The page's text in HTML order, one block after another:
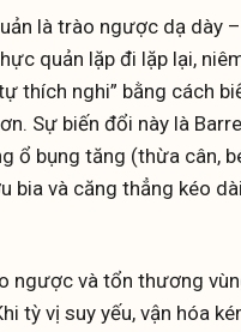
là trào ngược dạ dày
quản lặp đi lặp lại,
thích nghi” bằng cách
Sự biến đổi này là
bụng tăng (thừa cân,
bia và căng thẳng kéo
ngược và tổn thương
tỳ vị suy yếu, vận hóa